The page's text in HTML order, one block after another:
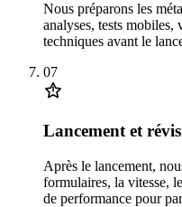
Nous préparons les
analyses, tests mobiles,
techniques avant le
07
Lancement et
Après le lancement,
formulaires, la vitesse,
de performance pour